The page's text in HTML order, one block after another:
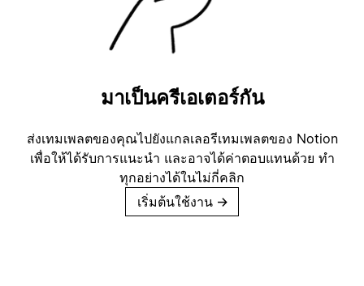
มาเป็นครีเอเตอร์กัน
ส่งเทมเพลตของคุณไปยังแกลเลอรีเทมเพลตของ Notion
เพื่อให้ได้รับการแนะนำ และอาจได้ค่าตอบแทนด้วย ทำ
ทุกอย่างได้ในไม่กี่คลิก
เริ่มต้นใช้งาน →